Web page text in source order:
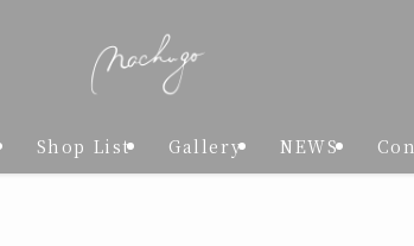
Shop List Gallery NEWS